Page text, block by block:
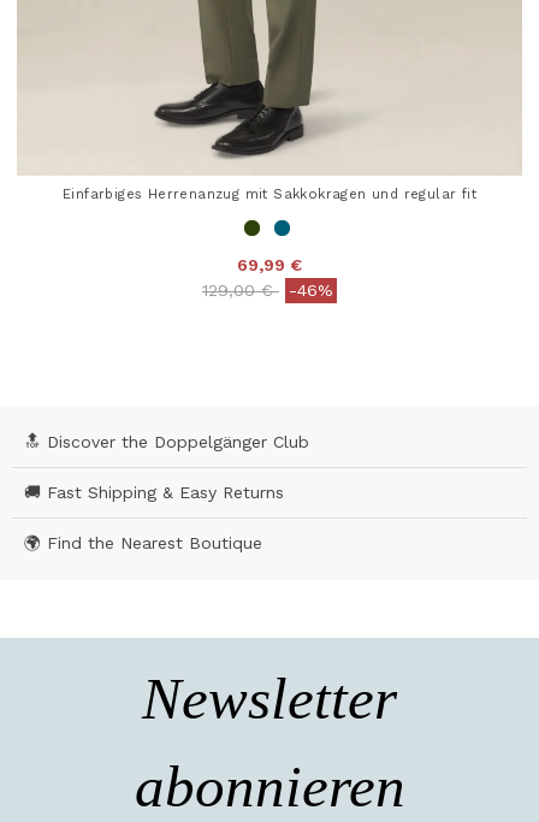
Einfarbiges Herrenanzug mit Sakkokragen und regular fit
69,99 €
Price reduced from
129,00 €to-46%
🔝 Discover the Doppelgänger Club
🚚 Fast Shipping & Easy Returns
🌍 Find the Nearest Boutique
Newsletter
abonnieren